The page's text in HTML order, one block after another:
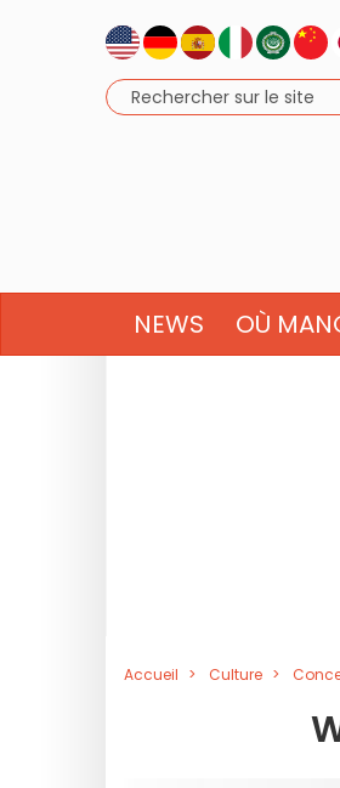
NEWS OÙ
Accueil Culture